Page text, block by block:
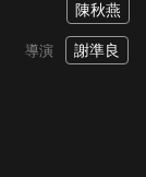
陳秋燕
導演 謝準良